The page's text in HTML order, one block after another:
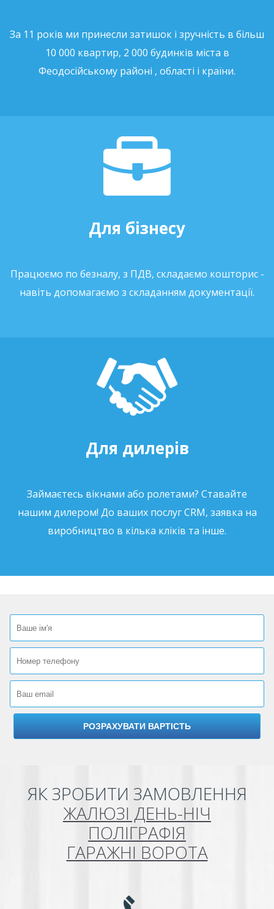
За 11 років ми принесли затишок і зручність в більш
10 000 квартир, 2 000 будинків міста в
Феодосійському районі , області і країни.
Для бізнесу
Працюємо по безналу, з ПДВ, складаємо кошторис -
навіть допомагаємо з складанням документації.
Для дилерів
Займаєтесь вікнами або ролетами? Ставайте
нашим дилером! До ваших послуг CRM, заявка на
виробництво в кілька кліків та інше.
ЯК ЗРОБИТИ ЗАМОВЛЕННЯ
ЖАЛЮЗІ ДЕНЬ-НІЧ
ПОЛІГРАФІЯ
ГАРАЖНІ ВОРОТА